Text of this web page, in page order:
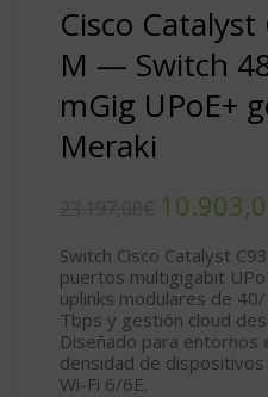
Cisco Catalyst
M — Switch
mGig UPoE+
Meraki
Switch Cisco Catalyst
puertos multigigabit
uplinks modulares de
Tbps y gestión cloud
Diseñado para entornos
densidad de
Wi-Fi 6/6E.